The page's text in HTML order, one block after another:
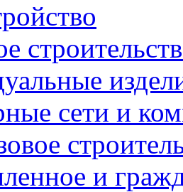
сети и
и